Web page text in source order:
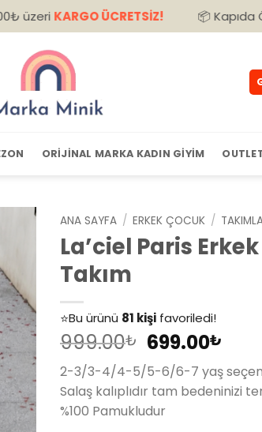
ÜCRETSİZ! 📦 Kapıda Ödeme –
ORIJINAL MARKA KADIN GIYIM
ANA SAYFA / ERKEK ÇOCUK /
La’ciel Paris
Takım
👀Şu an
⭐️Bu ürünü 81 kişi favoriledi!
🛒39 kişisepetine ekledi!
999.00₺ Orijinal
fiyat:
999.00₺.
699.00₺
2-3/3-4/4-5/5-6/6-7 yaş
Salaş kalıplıdır tam bedeninizi
%100 Pamukludur